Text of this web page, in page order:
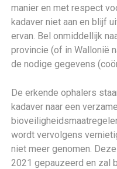
manier en met respect
kadaver niet aan en blijf
ervan. Bel onmiddellijk
provincie (of in Wallonië
de nodige gegevens
De erkende ophalers
kadaver naar een
wordt vervolgens
niet meer genomen.
2021 gepauzeerd en zal